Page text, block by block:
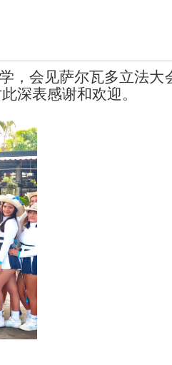
，会见萨尔瓦多立法大
深表感谢和欢迎。